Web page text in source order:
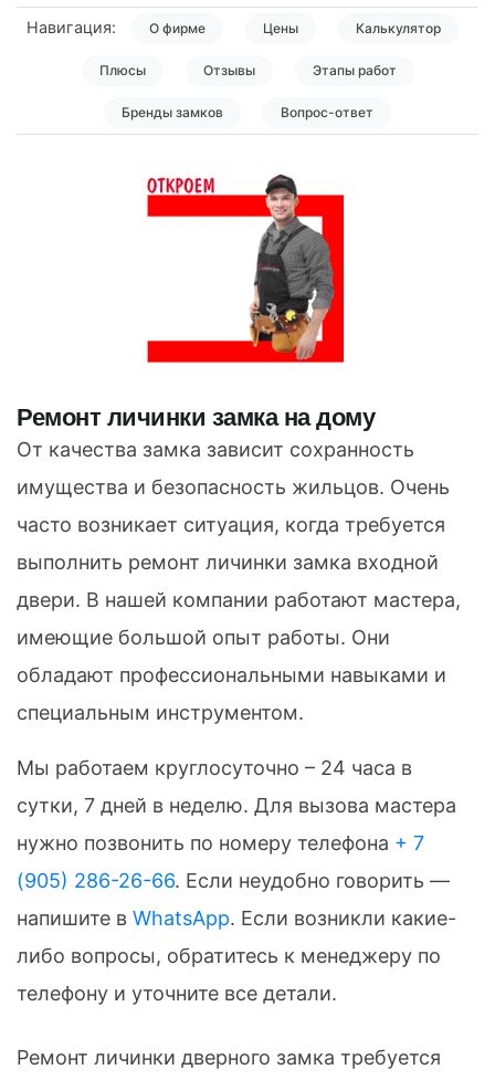
Навигация: О фирме Цены Калькулятор
Плюсы Отзывы Этапы работ
Бренды замков Вопрос-ответ
Ремонт личинки замка на дому
От качества замка зависит сохранность
имущества и безопасность жильцов. Очень
часто возникает ситуация, когда требуется
выполнить ремонт личинки замка входной
двери. В нашей компании работают мастера,
имеющие большой опыт работы. Они
обладают профессиональными навыками и
специальным инструментом.
Мы работаем круглосуточно – 24 часа в
сутки, 7 дней в неделю. Для вызова мастера
нужно позвонить по номеру телефона + 7
(905) 286-26-66. Если неудобно говорить —
напишите в WhatsApp. Если возникли какие-
либо вопросы, обратитесь к менеджеру по
телефону и уточните все детали.
Ремонт личинки дверного замка требуется